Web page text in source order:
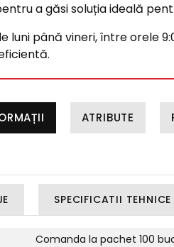
a găsi soluția ideală
până vineri, între orele
ATRIBUTE
SPECIFICATII TEHNICE
Comanda la pachet 100